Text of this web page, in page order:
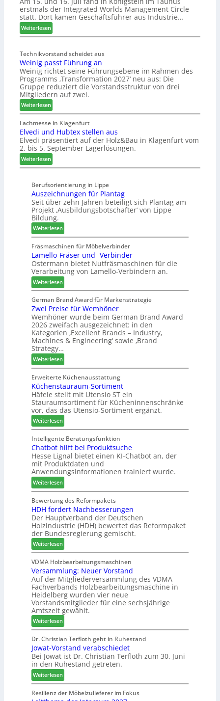
a
l
i
s
e
r
t
s
i
c
h
n
e
t
L
g
i
s
t
i
k
b
e
r
e
i
c
h
o
l
ä
d
z
u
r
H
a
u
s
m
e
s
s
e
erstmals der Integrated Worlds Management Circle
statt. Dort kamen Geschäftsführer aus Industrie…
Weiterlesen:
M
b
e
l
b
r
a
n
c
h
e
e
r
ö
r
e
r
t
Z
u
k
u
n
f
t
Technikvorstand scheidet aus
Weinig passt Führung an
Weinig richtet seine Führungsebene im Rahmen des
Programms ‚Transformation 2027‘ neu aus: Die
Gruppe reduziert die Vorstandsstruktur von drei
Mitgliedern auf zwei.
Weiterlesen:
W
e
i
n
i
p
s
s
t
F
ü
h
r
u
n
g
a
n
Fachmesse in Klagenfurt
Elvedi und Hubtex stellen aus
Elvedi präsentiert auf der Holz&Bau in Klagenfurt vom
2. bis 5. September Lagerlösungen.
Weiterlesen:
E
v
e
d
i
u
n
d
H
u
b
t
e
x
s
t
e
l
l
e
n
a
u
s
Berufsorientierung in Lippe
Auszeichnungen für Plantag
Seit über zehn Jahren beteiligt sich Plantag am
Projekt ‚Ausbildungsbotschafter‘ von Lippe
Bildung.
Weiterlesen:
A
u
s
z
e
c
h
n
u
n
g
e
n
f
ü
r
P
l
a
n
t
a
g
Fräsmaschinen für Möbelverbinder
Lamello-Fräser und -Verbinder
Ostermann bietet Nutfräsmaschinen für die
Verarbeitung von Lamello-Verbindern an.
Weiterlesen:
L
a
m
e
l
l
o
-
F
r
ä
s
e
r
u
n
d
-
V
e
r
b
i
n
d
e
r
German Brand Award für Markenstrategie
Zwei Preise für Wemhöner
Wemhöner wurde beim German Brand Award
2026 zweifach ausgezeichnet: in den
Kategorien ‚Excellent Brands – Industry,
Machines & Engineering‘ sowie ‚Brand
Strategy…
Weiterlesen:
Z
w
e
i
P
r
e
i
s
e
f
ü
r
W
e
m
h
ö
n
e
r
Erweiterte Küchenausstattung
Küchenstauraum-Sortiment
Häfele stellt mit Utensio ST ein
Stauraumsortiment für Kücheninnenschränke
vor, das das Utensio-Sortiment ergänzt.
Weiterlesen:
K
ü
c
h
e
n
s
t
a
u
r
a
u
m
-
S
o
r
t
i
m
e
n
t
Intelligente Beratungsfunktion
Chatbot hilft bei Produktsuche
Hesse Lignal bietet einen KI-Chatbot an, der
mit Produktdaten und
Anwendungsinformationen trainiert wurde.
Weiterlesen:
C
h
a
t
b
o
t
h
i
l
f
t
b
e
i
P
r
o
d
u
k
t
s
u
Bewertung des Reformpakets
HDH fordert Nachbesserungen
Der Hauptverband der Deutschen
Holzindustrie (HDH) bewertet das Reformpaket
der Bundesregierung gemischt.
Weiterlesen:
H
D
H
f
o
r
d
e
r
t
N
a
c
h
b
e
s
VDMA Holzbearbeitungsmaschinen
Versammlung: Neuer Vorstand
Auf der Mitgliederversammlung des VDMA
Fachverbands Holzbearbeitungsmaschine in
Heidelberg wurden vier neue
Vorstandsmitglieder für eine sechsjährige
Amtszeit gewählt.
Weiterlesen:
V
e
r
s
a
m
l
Dr. Christian Terfloth geht in Ruhestand
Jowat-Vorstand verabschiedet
Bei Jowat ist Dr. Christian Terfloth zum 30. Juni
in den Ruhestand getreten.
Weiterlesen:
J
o
Resilienz der Möbelzulieferer im Fokus